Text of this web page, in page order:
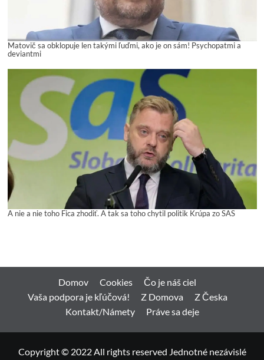
Matovič sa obklopuje len takými ľuďmi, ako je on sám! Psychopatmi a
deviantmi
A nie a nie toho Fica zhodiť. A tak sa toho chytil politik Krúpa zo SAS
Domov Cookies
Čo je náš ciel
Vaša podpora je kľúčová!
Z Domova
Z Česka
Kontakt/Námety
Práve sa deje
Copyright © 2022 All rights reserved Jednotné nezávislé